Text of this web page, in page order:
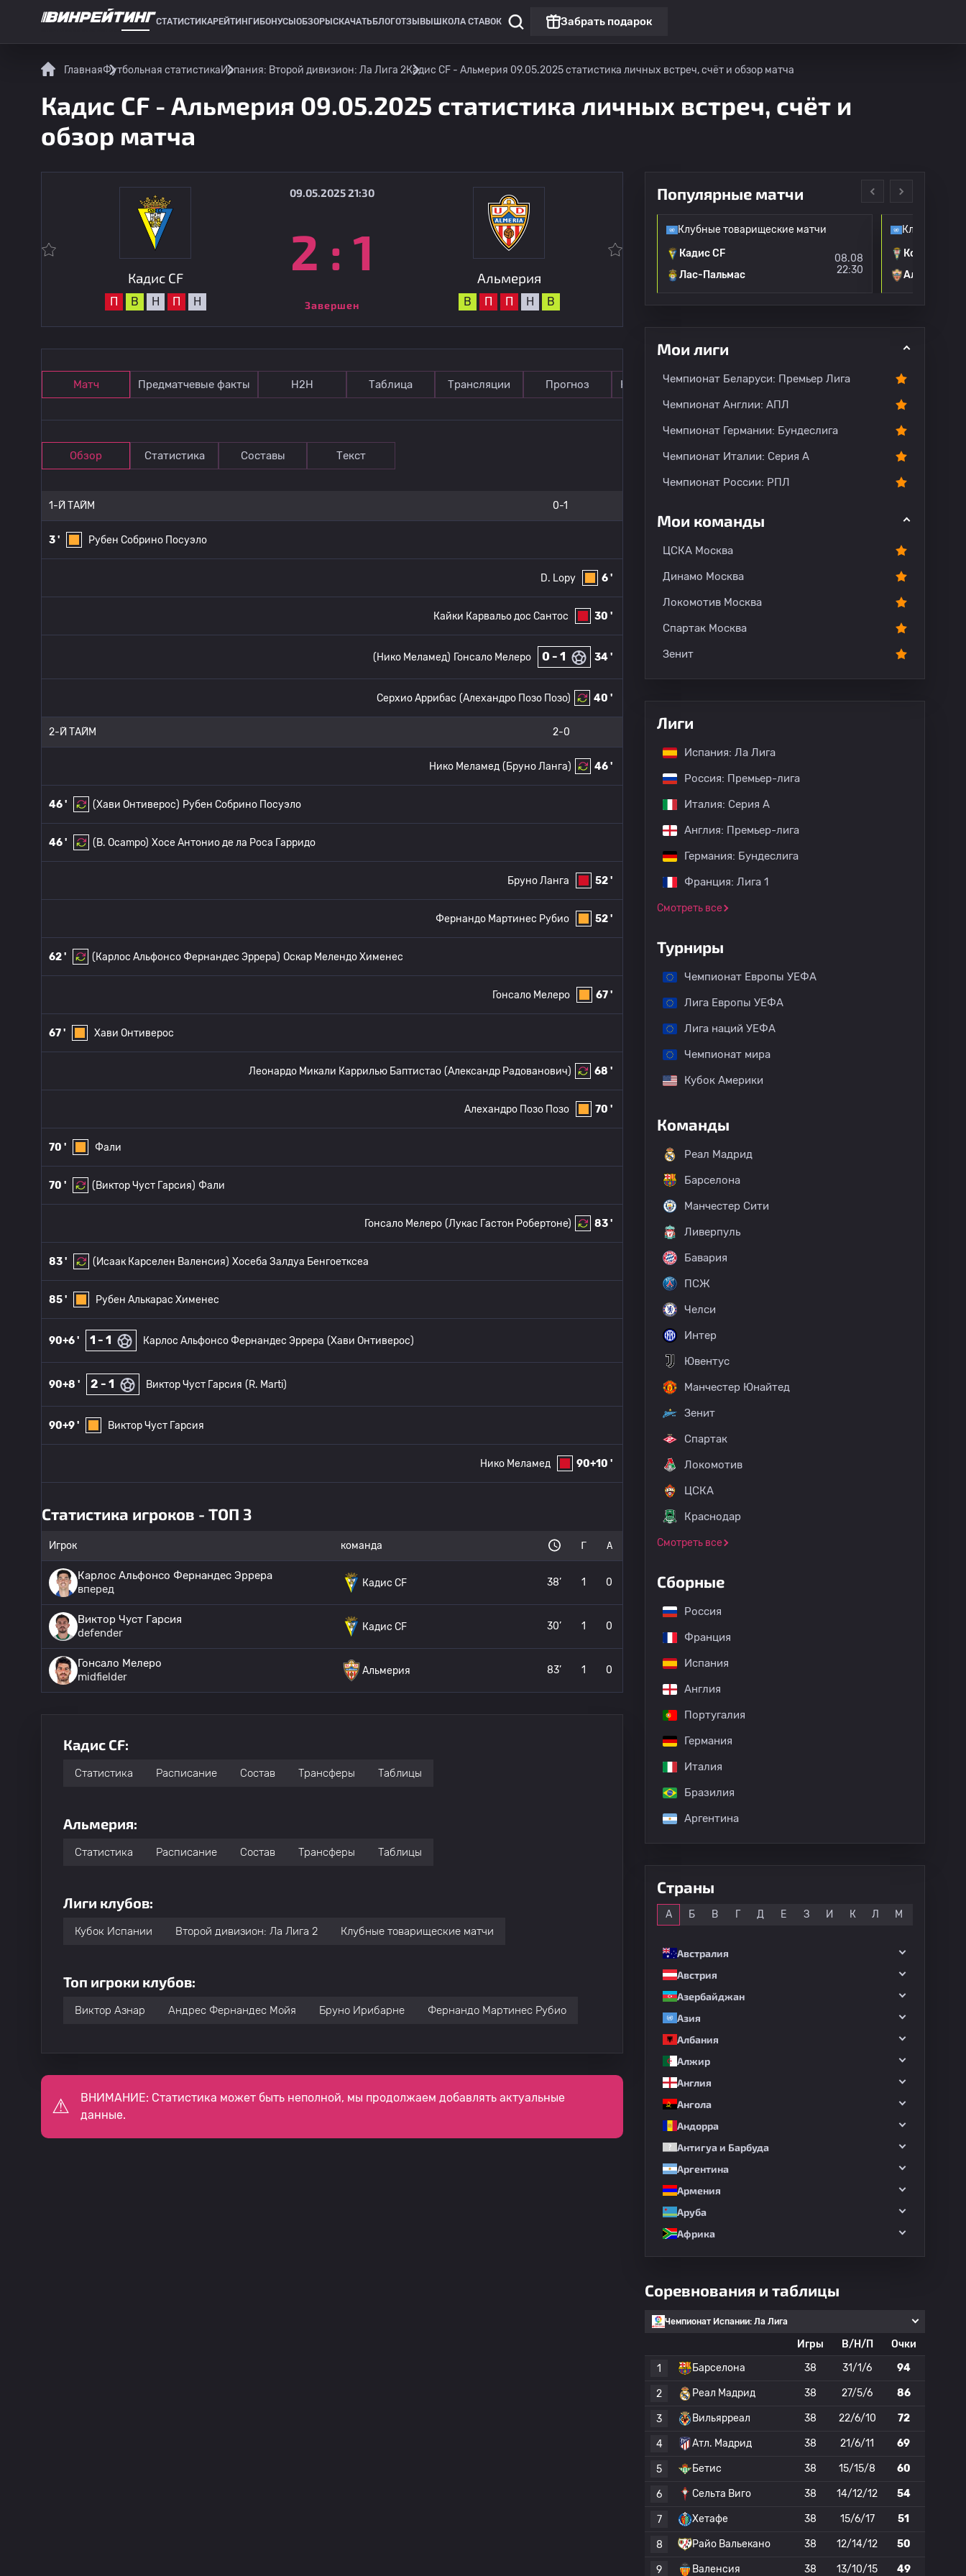
СТАТИСТИКАРЕЙТИНГИ БОНУСЫ ОБЗОРЫ СКАЧАТЬ БЛОГОТЗЫВЫ ШКОЛА СТАВОК Забрать подарок
ГлавнаяФутбольная статистикаИспания: Второй дивизион: Ла Лига 2Кадис CF - Альмерия 09.05.2025 статистика личных встреч, счёт и обзор матча
Кадис CF - Альмерия 09.05.2025 статистика личных встреч, счёт и
обзор матча
Кадис CF
П В Н П Н
09.05.2025 21:30
2 : 1
Завершен
Альмерия
В П П Н В
Матч Предматчевые факты Н2Н Таблица Трансляции Прогноз Комментарии
Обзор Статистика Составы Текст
1-Й ТАЙМ 0-1
3 ' Рубен Собрино Посуэло
6 '
D. Lopy
30 '
Кайки Карвальо дос Сантос
34 '
0 - 1
Гонсало Мелеро
(Нико Меламед)
40 '
(Алехандро Позо Позо)
Серхио Аррибас
2-Й ТАЙМ 2-0
46 '
(Бруно Ланга)
Нико Меламед
46 ' (Хави Онтиверос) Рубен Собрино Посуэло
46 ' (B. Ocampo) Хосе Антонио де ла Роса Гарридо
52 '
Бруно Ланга
52 '
Фернандо Мартинес Рубио
62 ' (Карлос Альфонсо Фернандес Эррера) Оскар Мелендо Хименес
67 '
Гонсало Мелеро
67 ' Хави Онтиверос
68 '
(Александр Радованович)
Леонардо Микали Каррилью Баптистао
70 '
Алехандро Позо Позо
70 ' Фали
70 ' (Виктор Чуст Гарсия) Фали
83 '
(Лукас Гастон Робертоне)
Гонсало Мелеро
83 ' (Исаак Карселен Валенсия) Хосеба Залдуа Бенгоетксеа
85 ' Рубен Алькарас Хименес
90+6 ' 1 - 1 Карлос Альфонсо Фернандес Эррера (Хави Онтиверос)
90+8 ' 2 - 1 Виктор Чуст Гарсия (R. Marti)
90+9 ' Виктор Чуст Гарсия
90+10 '
Нико Меламед
Статистика игроков - ТОП 3
Игрок команда Г А
Карлос Альфонсо Фернандес Эррера
вперед
Кадис CF 38’ 1 0
Виктор Чуст Гарсия
defender
Кадис CF 30’ 1 0
Гонсало Мелеро
midfielder
Альмерия 83’ 1 0
Кадис CF:
Статистика Расписание Состав Трансферы Таблицы
Альмерия:
Статистика Расписание Состав Трансферы Таблицы
Лиги клубов:
Кубок Испании Второй дивизион: Ла Лига 2 Клубные товарищеские матчи
Топ игроки клубов:
Виктор Азнар Андрес Фернандес Мойя Бруно Ирибарне Фернандо Мартинес Рубио
ВНИМАНИЕ: Статистика может быть неполной, мы продолжаем добавлять актуальные
данные.
Популярные матчи
Клубные товарищеские матчи
Альмерия
сегодня
Клубные товарищеские матчи
Кадис CF
Лас-Пальмас
08.08
22:30
Клубные
Кордова
Альмерия
Мои лиги
Чемпионат Беларуси: Премьер Лига
Чемпионат Англии: АПЛ
Чемпионат Германии: Бундеслига
Чемпионат Италии: Серия А
Чемпионат России: РПЛ
Мои команды
ЦСКА Москва
Динамо Москва
Локомотив Москва
Спартак Москва
Зенит
Лиги
Испания: Ла Лига
Россия: Премьер-лига
Италия: Серия А
Англия: Премьер-лига
Германия: Бундеслига
Франция: Лига 1
Смотреть все
Турниры
Чемпионат Европы УЕФА
Лига Европы УЕФА
Лига наций УЕФА
Чемпионат мира
Кубок Америки
Команды
Реал Мадрид
Барселона
Манчестер Сити
Ливерпуль
Бавария
ПСЖ
Челси
Интер
Ювентус
Манчестер Юнайтед
Зенит
Спартак
Локомотив
ЦСКА
Краснодар
Смотреть все
Сборные
Россия
Франция
Испания
Англия
Португалия
Германия
Италия
Бразилия
Аргентина
Страны
А Б В Г Д Е З И К Л М
Австралия
Австрия
Азербайджан
Азия
Албания
Алжир
Англия
Ангола
Андорра
Антигуа и Барбуда
Аргентина
Армения
Аруба
Африка
Соревнования и таблицы
Чемпионат Испании: Ла Лига
Игры В/Н/П
Очки
1
Барселона 38 31/1/6 94
2 Реал Мадрид 38 27/5/6 86
3 Вильярреал 38 22/6/10 72
4 Атл. Мадрид 38 21/6/11 69
5 Бетис 38 15/15/8 60
6 Сельта Виго 38 14/12/12 54
7 Хетафе 38 15/6/17 51
8 Райо Вальекано 38 12/14/12 50
9 Валенсия 38 13/10/15 49